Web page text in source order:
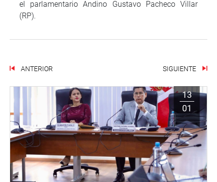
el parlamentario Andino Gustavo Pacheco Villar
(RP).
ANTERIOR SIGUIENTE
13
01